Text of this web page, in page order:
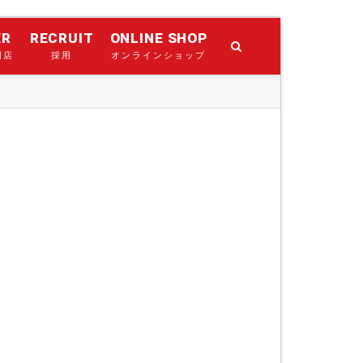
店
RECRUIT
採用
ONLINE SHOP
オンラインショップ